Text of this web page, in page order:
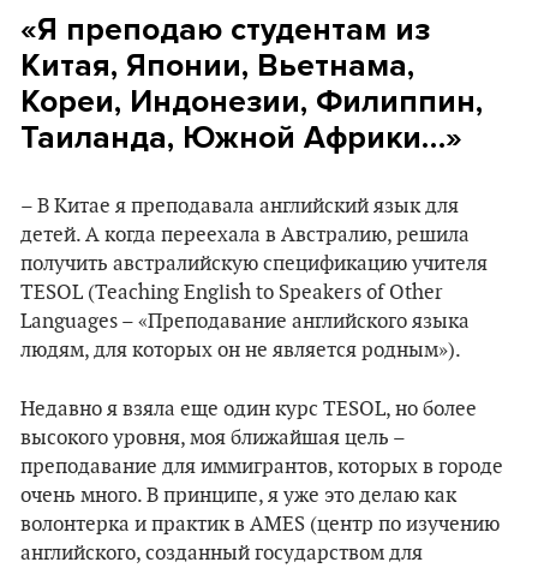
«Я преподаю студентам из
Китая, Японии, Вьетнама,
Кореи, Индонезии, Филиппин,
Таиланда, Южной Африки…»
– В Китае я преподавала английский язык для
детей. А когда переехала в Австралию, решила
получить австралийскую спецификацию учителя
TESOL (Teaching English to Speakers of Other
Languages – «Преподавание английского языка
людям, для которых он не является родным»).
Недавно я взяла еще один курс TESOL, но более
высокого уровня, моя ближайшая цель –
преподавание для иммигрантов, которых в городе
очень много. В принципе, я уже это делаю как
волонтерка и практик в AMES (центр по изучению
английского, созданный государством для